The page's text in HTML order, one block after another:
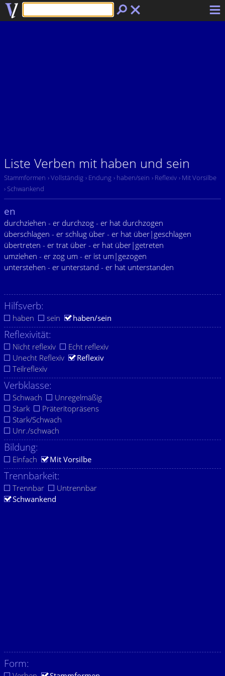
Liste Verben mit haben und sein
Stammformen › Vollständig › Endung › haben/sein › Reflexiv › Mit Vorsilbe
› Schwankend
en
durchziehen - er durchzog - er hat durchzogen
überschlagen - er schlug über - er hat über|geschlagen
übertreten - er trat über - er hat über|getreten
umziehen - er zog um - er ist um|gezogen
unterstehen - er unterstand - er hat unterstanden
Hilfsverb:
haben sein haben/sein
Reflexivität:
Nicht reflexiv
Echt reflexiv
Unecht Reflexiv
Reflexiv
Teilreflexiv
Verbklasse:
Schwach
Unregelmäßig
Stark
Präteritopräsens
Stark/Schwach
Unr./schwach
Bildung:
Einfach Mit Vorsilbe
Trennbarkeit:
Trennbar
Untrennbar
Schwankend
Form: